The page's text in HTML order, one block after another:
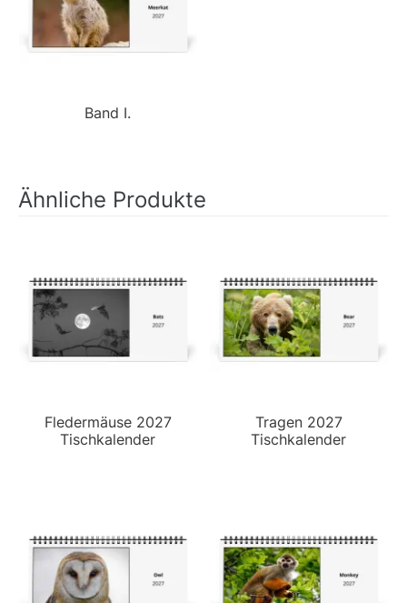
Band I.
Ähnliche Produkte
Fledermäuse 2027
Tischkalender
Tragen 2027
Tischkalender